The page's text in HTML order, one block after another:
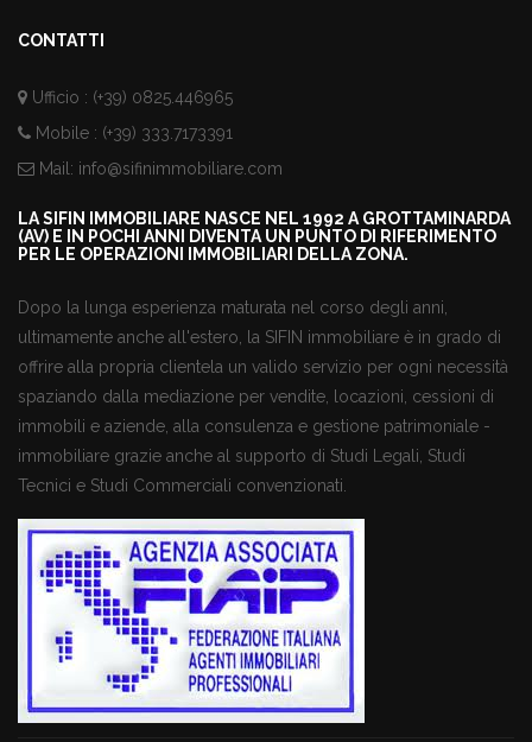
CONTATTI
Ufficio : (+39) 0825.446965
Mobile : (+39) 333.7173391
Mail: info@sifinimmobiliare.com
LA SIFIN IMMOBILIARE NASCE NEL 1992 A GROTTAMINARDA
(AV) E IN POCHI ANNI DIVENTA UN PUNTO DI RIFERIMENTO
PER LE OPERAZIONI IMMOBILIARI DELLA ZONA.
Dopo la lunga esperienza maturata nel corso degli anni,
ultimamente anche all'estero, la SIFIN immobiliare è in grado di
offrire alla propria clientela un valido servizio per ogni necessità
spaziando dalla mediazione per vendite, locazioni, cessioni di
immobili e aziende, alla consulenza e gestione patrimoniale -
immobiliare grazie anche al supporto di Studi Legali, Studi
Tecnici e Studi Commerciali convenzionati.